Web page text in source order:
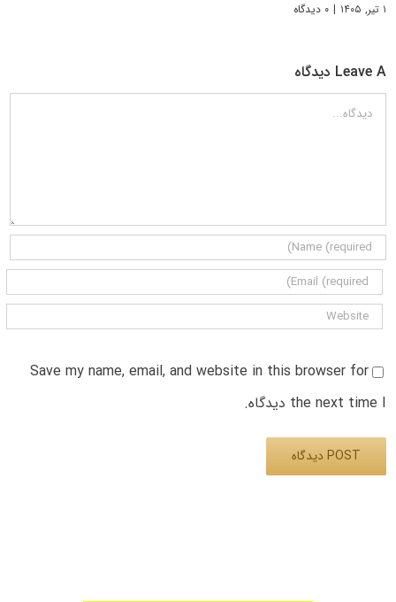
۱ تیر, ۱۴۰۵ | ۰ دیدگاه
Leave A دیدگاه
دیدگاه
Save my name, email, and website in this browser for
the next time I دیدگاه.